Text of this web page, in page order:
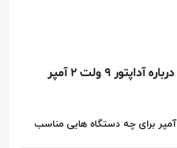
سوالات متداول درباره آداپتور ۹ ولت 2 آمپر
آداپتور ۹ ولت ۲ آمپر برای چه دستگاه هایی مناسب